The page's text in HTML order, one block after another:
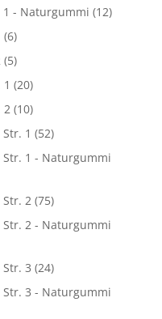
1 - Naturgummi (12)
(6)
(5)
(20)
2 (10)
1 (52)
Str. 1 - Naturgummi
Str. 2 (75)
Str. 2 - Naturgummi
Str. 3 (24)
Str. 3 - Naturgummi